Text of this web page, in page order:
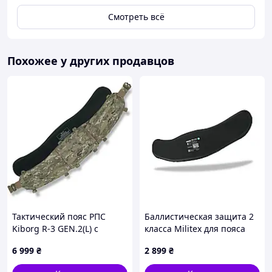
Смотреть всё
Похожее у других продавцов
Тактический пояс РПС
Kiborg R-3 GEN.2(L) с
класса, мультикам
6 999 ₴
Баллистическая защита 2
класса Militex для пояса
2 899 ₴